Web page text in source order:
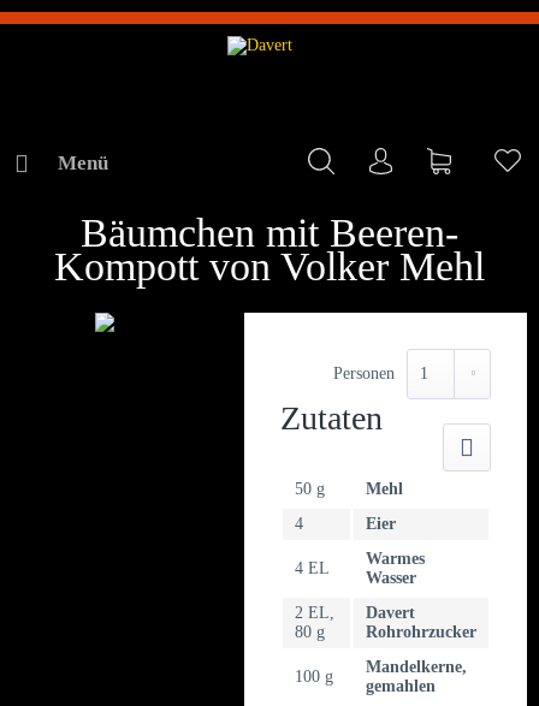
Menü Mein KontoWarenkorb
REZEPTEBäumchen mit Beeren-
Kompott von Volker Mehl
Personen
Zutaten
50 g
Mehl
4
Eier
4 EL
Warmes
Wasser
2 EL,
80 g
Davert
Rohrohrzucker
100 g
Mandelkerne,
gemahlen